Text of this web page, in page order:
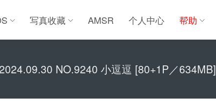
写真收藏 AMSR 个人中心 帮助
NO.9240 小逗逗 [80+1P／634MB]